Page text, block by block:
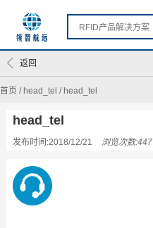
首页 / head_tel / head_tel
返回
head_tel
发布时间:2018/12/21 浏览次数:447